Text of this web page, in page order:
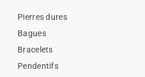
Pierres dures
Bagues
Bracelets
Pendentifs